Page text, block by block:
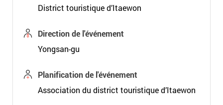
District touristique d’Itaewon
Direction de l'événement
Yongsan-gu
Planification de l'événement
Association du district touristique d’Itaewon